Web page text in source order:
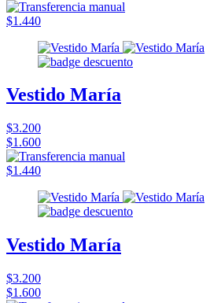
$1.440
Vestido María
$3.200
$1.600
$1.440
Vestido María
$3.200
$1.600